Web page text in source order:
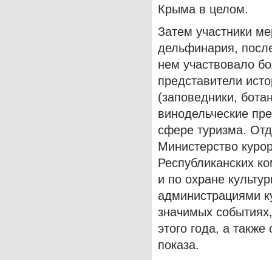
Крыма в целом.
Затем участники
дельфинария,
нем участвовало
представители
(заповедники,
винодельческие
сфере туризма.
Министерство
Республиканских
и по охране
администрациями
значимых
этого года, а
показа.